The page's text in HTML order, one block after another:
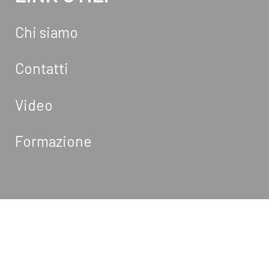
Chi siamo
Contatti
Video
Formazione